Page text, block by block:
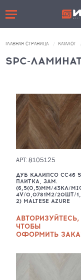
ГЛАВНАЯ СТРАНИЦА КАТАЛОГ
SPC-
АРТ: 8105125
ДУБ КАЛИПСО CC46
ПЛИТКА, ЗАМ.
(6,5(0,5)ММ/43КЛ/
4V/0,0781М2/20ШТ/
2) MALTESE AZURЕ
АВТОРИЗУЙТЕСЬ,
ЧТОБЫ
ОФОРМИТЬ